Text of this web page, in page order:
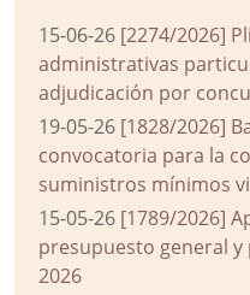
15-06-26 [2274/2026]
administrativas
adjudicación por
19-05-26 [1828/2026]
convocatoria para la
suministros mínimos
15-05-26 [1789/2026]
presupuesto general
2026